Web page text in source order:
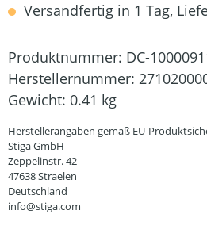
Versandfertig in 1 Tag,
Produktnummer: DC-
Herstellernummer:
Gewicht: 0.41 kg
Herstellerangaben gemäß EU-
Stiga GmbH
Zeppelinstr. 42
47638 Straelen
Deutschland
info@stiga.com